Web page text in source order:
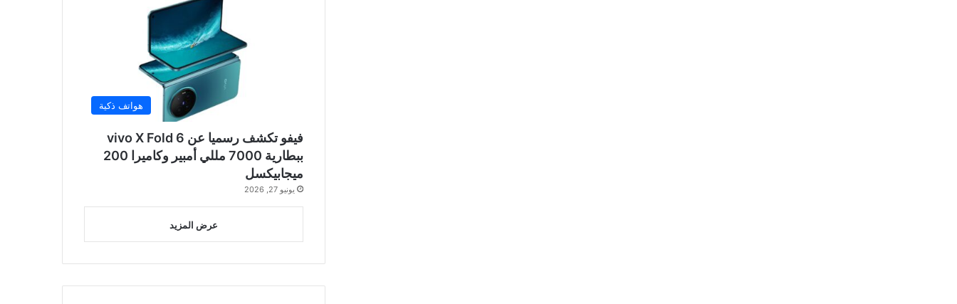
هواتف ذكية
فيفو تكشف رسميا عن vivo X Fold 6
ببطارية 7000 مللي أمبير وكاميرا 200
ميجابيكسل
يونيو 27, 2026
عرض المزيد